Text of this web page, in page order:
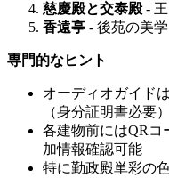
慈慶殿と交泰殿- 王
香遠亭 - 後苑の美
専門的なヒント
オーディオガイド
（身分証明書必要）
各建物前にはQRコ
加情報確認可能
特に勤政殿単彩の